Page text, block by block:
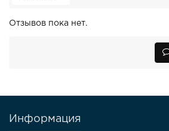
Отзывов пока нет.
Информация